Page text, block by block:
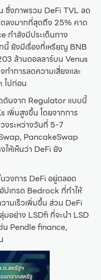
ซึ่งภาพรวม DeFi TVL ลด
ลงมากที่สุดถึง 25% คาด
กำลังมีประเด็นทาง
ยังมีเรื่องที่เหรียญ BNB
ล้านดอลลาร์บน Venus
ำการลดความเสี่ยงและ
ไปก่อน
ดันจาก Regulator แบบนี้
เพิ่มสูงขึ้น โดยจากการ
งระหว่างวันที่ 5-7
PancakeSwap
ห้เห็นว่า DeFi ยัง
วงการ DeFi อยู่ตลอด
เกรด Bedrock ที่ทำให้
ามเร็วเพิ่มขึ้น ส่วน DeFi
อย่าง LSDfi ที่จะนำ LSD
น Pendle finance,